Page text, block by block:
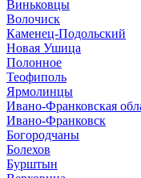
Виньковцы
Волочиск
Каменец-Подольский
Новая Ушица
Полонное
Теофиполь
Ярмолинцы
Ивано-Франковская
Ивано-Франковск
Богородчаны
Болехов
Бурштын